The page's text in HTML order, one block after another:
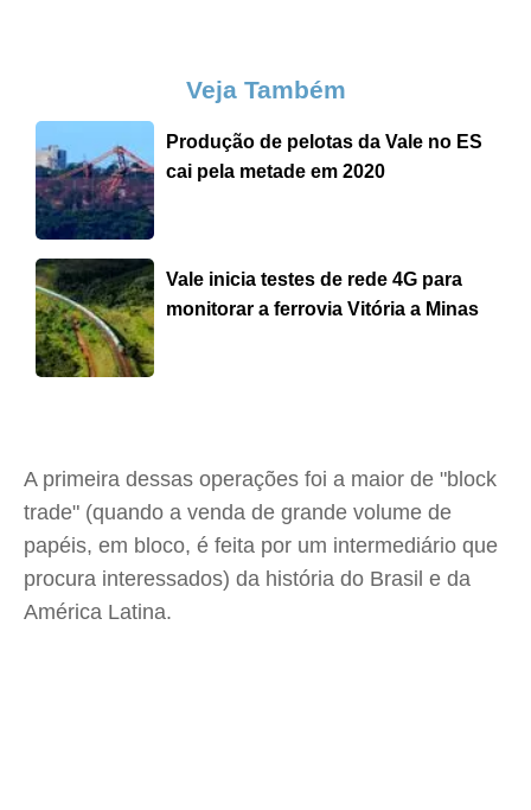
Veja Também
Produção de pelotas da Vale no ES
cai pela metade em 2020
Vale inicia testes de rede 4G para
monitorar a ferrovia Vitória a Minas
A primeira dessas operações foi a maior de "block
trade" (quando a venda de grande volume de
papéis, em bloco, é feita por um intermediário que
procura interessados) da história do Brasil e da
América Latina.